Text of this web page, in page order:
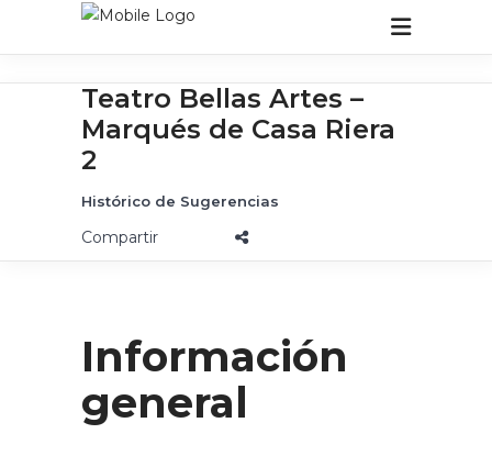
Teatro Bellas Artes –
Marqués de Casa Riera
2
Histórico de Sugerencias
Información
general